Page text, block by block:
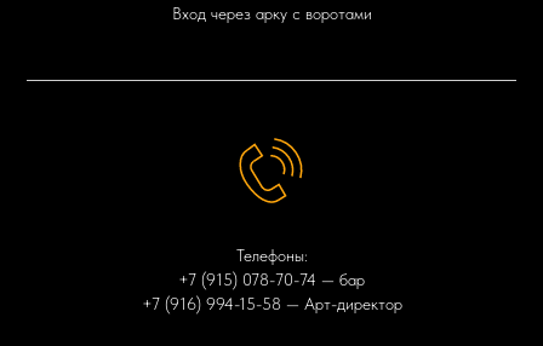
Вход через арку с воротами
Телефоны:
+7 (915) 078-70-74 — бар
+7 (916) 994-15-58 — Арт-директор